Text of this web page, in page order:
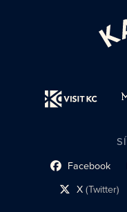
Facebook
enlace al perfil
X(Twitter)
enlace al perfil